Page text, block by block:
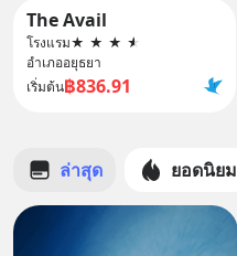
The Avail
โรงแรม★ ★ ★ ★
อำเภออยุธยา
เริ่มต้น฿836.91
ล่าสุด ยอดนิยม